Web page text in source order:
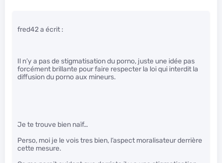
fred42 a écrit :
Il n’y a pas de stigmatisation du porno, juste une idée pas
forcément brillante pour faire respecter la loi qui interdit la
diffusion du porno aux mineurs.
Je te trouve bien naïf…
Perso, moi je le vois tres bien, l’aspect moralisateur derrière
cette mesure.